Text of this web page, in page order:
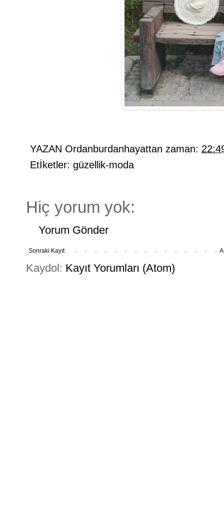
YAZAN Ordanburdanhayattan zaman:
Etİketler: güzellik-moda
Hiç yorum yok:
Yorum Gönder
Sonraki Kayıt
Kaydol: Kayıt Yorumları (Atom)